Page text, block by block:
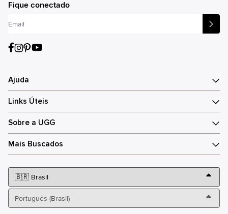
Fique conectado
Ajuda
Links Úteis
Sobre a UGG
Mais Buscados